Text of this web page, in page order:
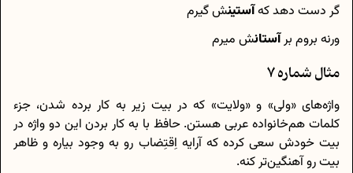
گر دست دهد کهآستینش گیرم
ورنه بروم برآستانش میرم
مثال شماره 7
واژه‌های «ولی» و «ولایت» که در بیت زیر به کار برده شدن، جزء
کلمات هم‌خانواده عربی هستن. حافظ با به کار بردن این دو واژه در
بیت خودش سعی کرده که آرایه اِقتِضاب رو به وجود بیاره و ظاهر
بیت رو آهنگین‌تر کنه.